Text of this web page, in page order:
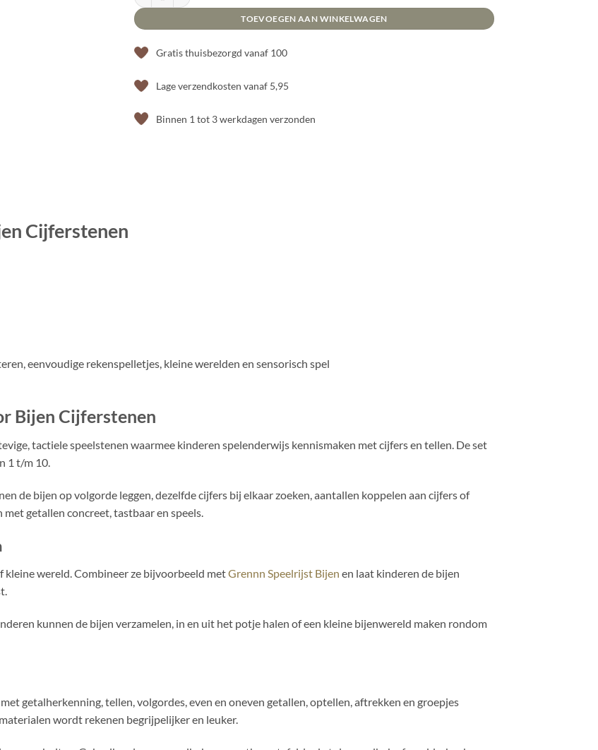
TOEVOEGEN AAN WINKELWAGEN
Gratis thuisbezorgd vanaf 100
Lage verzendkosten vanaf 5,95
Binnen 1 tot 3 werkdagen verzonden
Cijferstenen
eenvoudige rekenspelletjes, kleine werelden en sensorisch spel
Bijen Cijferstenen
tactiele speelstenen waarmee kinderen spelenderwijs kennismaken met cijfers en tellen. De set
1 t/m 10.
de bijen op volgorde leggen, dezelfde cijfers bij elkaar zoeken, aantallen koppelen aan cijfers of
getallen concreet, tastbaar en speels.
kleine wereld. Combineer ze bijvoorbeeld metGrennn Speelrijst Bijen en laat kinderen de bijen
kunnen de bijen verzamelen, in en uit het potje halen of een kleine bijenwereld maken rondom
getalherkenning, tellen, volgordes, even en oneven getallen, optellen, aftrekken en groepjes
wordt rekenen begrijpelijker en leuker.